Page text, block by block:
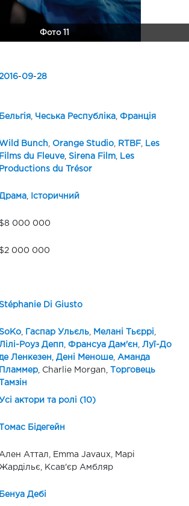
Фото 11
-09-28
Бельгія, Чеська Республіка, Франція
Wild Bunch Orange Studio, RTBF,
Les
Films du Fleuve, Sirena Film,
Les
Productions du Trésor
, Історичний
$8 000 000
$2 000 000
Di Giusto
, Гаспар Ульєль, Мелані Тьєррі
Роуз Депп
Франсуа Дам'єн
Луї-До
Ленкезен
Дені Меноше, Аманда
Пламмер, Charlie Morgan,
Торговець
Тамзін
Усі актори та ролі (10)
Томас Бідегейн
Ален Аттал, Emma Javaux, Марі
Жардільє, Ксав'єр Амбляр
Бенуа Дебі